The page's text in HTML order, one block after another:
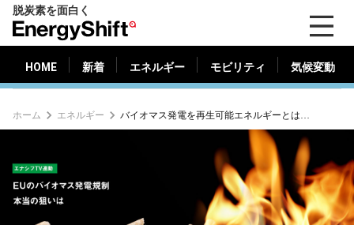
脱炭素を面白く
ナ
ジ
ー
フ
HOME 新着 エネルギー モビリティ 気候変動
新着 エネルギー 気候変動
ホーム エネルギー バイオマス発電を再生可能エネルギーとは認めない？ EUの動きの裏にある狙いとは